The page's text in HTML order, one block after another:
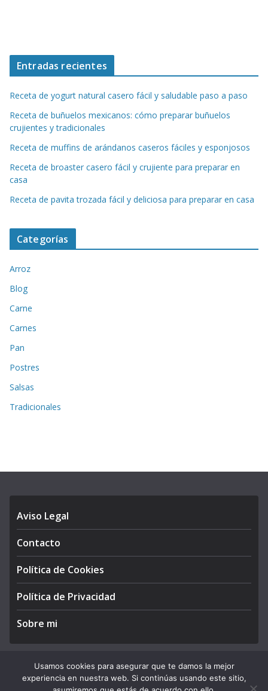
Entradas recientes
Receta de yogurt natural casero fácil y saludable paso a paso
Receta de buñuelos mexicanos: cómo preparar buñuelos
crujientes y tradicionales
Receta de muffins de arándanos caseros fáciles y esponjosos
Receta de broaster casero fácil y crujiente para preparar en
casa
Receta de pavita trozada fácil y deliciosa para preparar en casa
Categorías
Arroz
Blog
Carne
Carnes
Pan
Postres
Salsas
Tradicionales
Aviso Legal
Contacto
Política de Cookies
Política de Privacidad
Sobre mi
Usamos cookies para asegurar que te damos la mejor
experiencia en nuestra web. Si continúas usando este sitio,